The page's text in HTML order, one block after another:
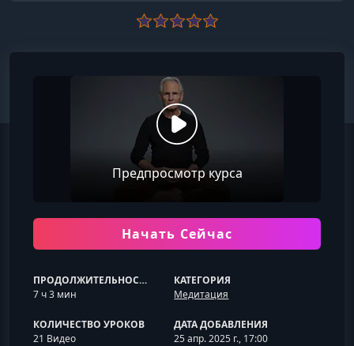
Предпросмотр курса
Начать Сейчас
ПРОДОЛЖИТЕЛЬНОСТЬ
7 ч 3 мин
КАТЕГОРИЯ
Медитация
КОЛИЧЕСТВО УРОКОВ
21 Видео
ДАТА ДОБАВЛЕНИЯ
25 апр. 2025 г., 17:00